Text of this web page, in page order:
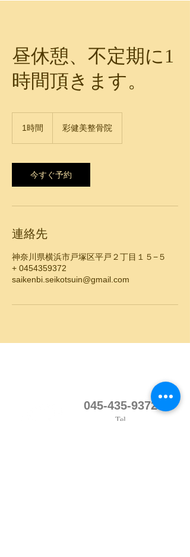
昼休憩、不定期に1
時間頂きます。
1時間 彩健美整骨院
今すぐ予約
連絡先
神奈川県横浜市戸塚区平戸２丁目１５−５
+ 0454359372
saikenbi.seikotsuin@gmail.com
045-435-9372
Tel